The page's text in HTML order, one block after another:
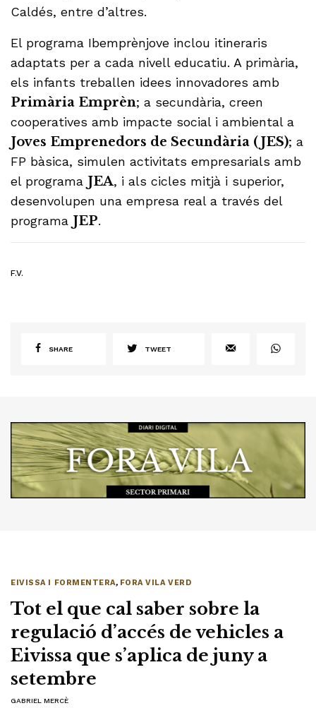
Caldés, entre d’altres.
El programa Ibemprènjove inclou itineraris
adaptats per a cada nivell educatiu. A primària,
els infants treballen idees innovadores amb
Primària Emprèn; a secundària, creen
cooperatives amb impacte social i ambiental a
Joves Emprenedors de Secundària (JES); a
FP bàsica, simulen activitats empresarials amb
el programa JEA, i als cicles mitjà i superior,
desenvolupen una empresa real a través del
programa JEP.
F.V.
SHARE TWEET
EIVISSA I FORMENTERA, FORA VILA VERD
Tot el que cal saber sobre la
regulació d’accés de vehicles a
Eivissa que s’aplica de juny a
setembre
GABRIEL MERCÈ